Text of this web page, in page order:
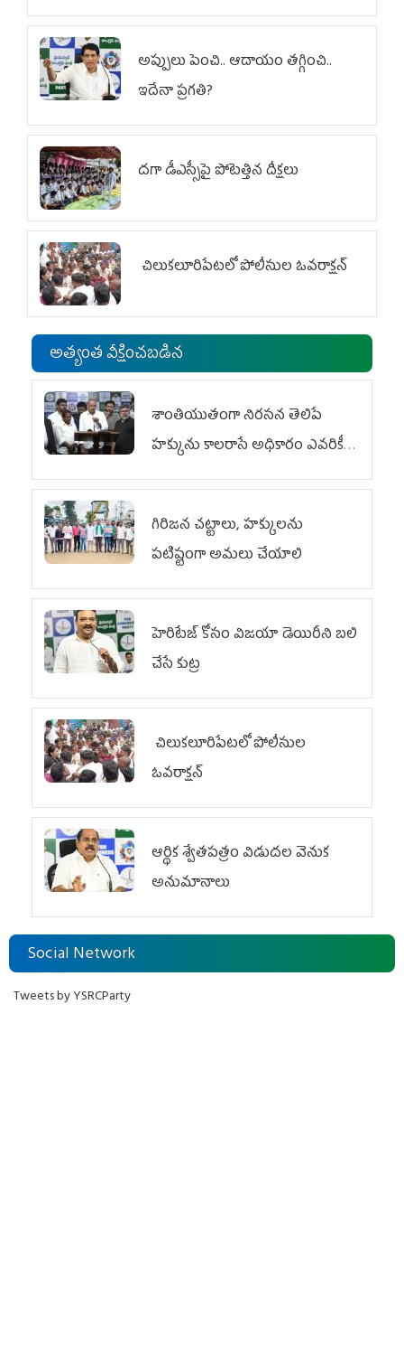
అప్పులు పెంచి.. ఆదాయం తగ్గించి..
ఇదేనా ప్రగతి?
దగా డీఎస్సీపై పోటెత్తిన దీక్షలు
చిలుక‌లూరిపేట‌లో పోలీసుల ఓవ‌రాక్ష‌న్‌
అత్యంత వీక్షించబడిన
శాంతియుతంగా నిరసన తెలిపే
హక్కును కాలరాసే అధికారం ఎవరికీ
లేదు
గిరిజన చట్టాలు, హక్కులను
పటిష్టంగా అమలు చేయాలి
హెరిటేజ్ కోసం విజయా డెయిరీని బలి
చేసే కుట్ర‌
చిలుక‌లూరిపేట‌లో పోలీసుల
ఓవ‌రాక్ష‌న్‌
ఆర్థిక శ్వేతపత్రం విడుదల వెనుక
అనుమానాలు
Social Network
Tweets by YSRCParty